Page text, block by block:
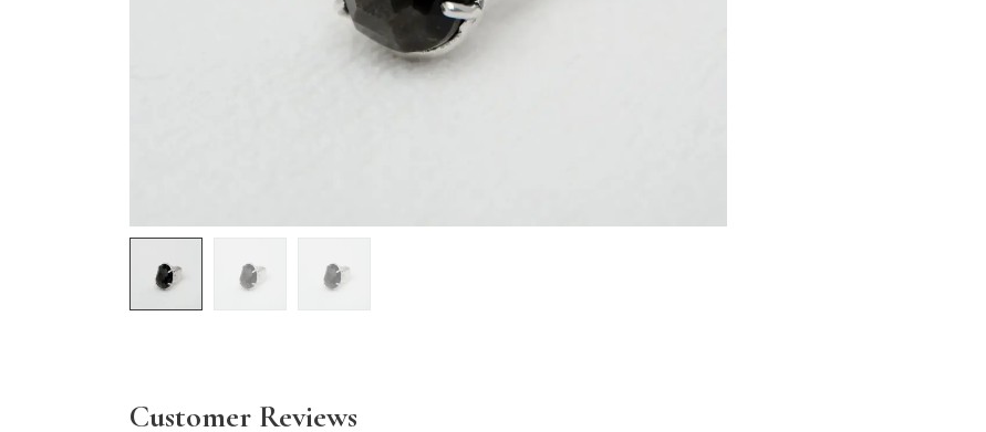
Customer Reviews